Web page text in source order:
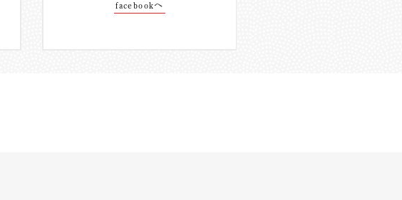
facebookへ